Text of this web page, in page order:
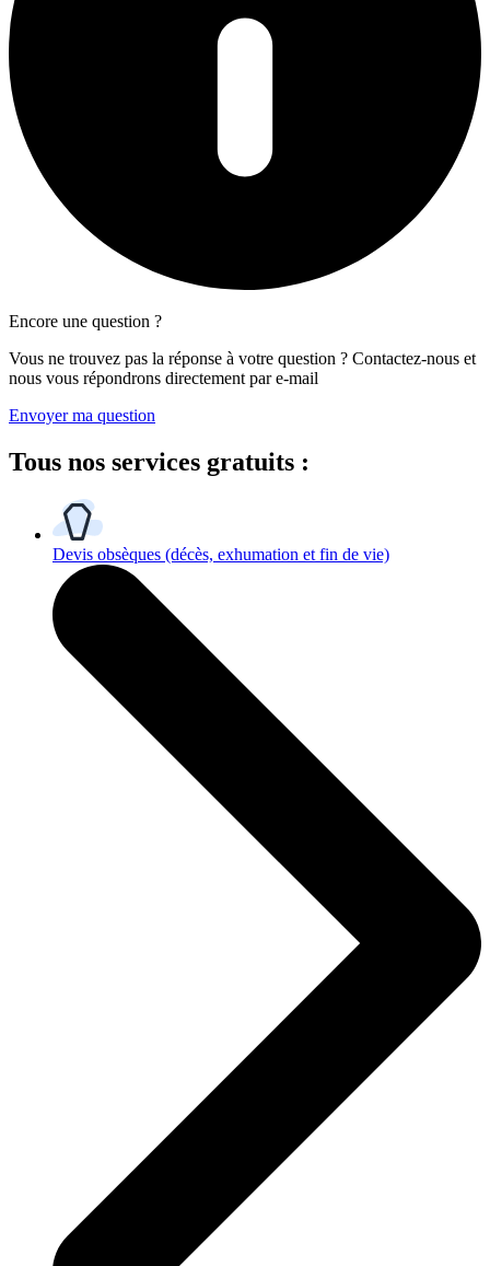
Encore une question ?
Vous ne trouvez pas la réponse à votre question ? Contactez-nous et
nous vous répondrons directement par e-mail
Envoyer ma question
Tous nos services gratuits :
Devis obsèques (décès, exhumation et fin de vie)